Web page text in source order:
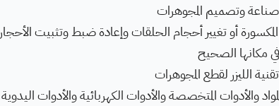
وتصميم المجوهرات
أو تغيير أحجام الحلقات وإعادة ضبط وتثبيت الأحجار
في مكانها الصحيح
الليزر لقطع المجوهرات
المتخصصة والأدوات الكهربائية والأدوات اليدوية